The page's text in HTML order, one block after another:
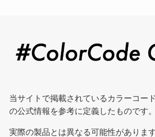
当サイトで掲載されているカラーコー
の公式情報を参考に定義したものです。
実際の製品とは異なる可能性がありま